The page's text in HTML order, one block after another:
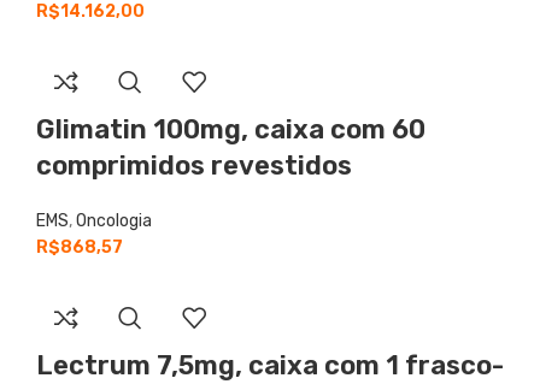
R$14.162,00
Glimatin 100mg, caixa com 60
comprimidos revestidos
EMS,Oncologia
R$868,57
Lectrum 7,5mg, caixa com 1 frasco-